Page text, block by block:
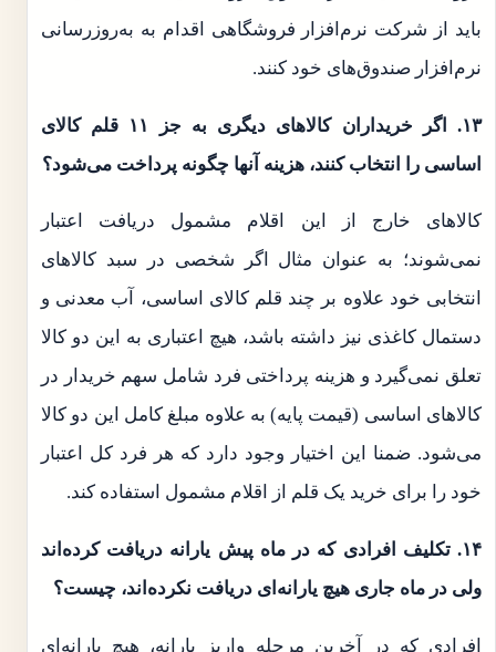
باید از شرکت نرم‌افزار فروشگاهی اقدام به به‌روزرسانی
نرم‌افزار صندوق‌های خود کنند.
۱۳. اگر خریداران کالاهای دیگری به جز ۱۱ قلم کالای
اساسی را انتخاب کنند، هزینه آنها چگونه پرداخت می‌شود؟
کالاهای خارج از این اقلام مشمول دریافت اعتبار
نمی‌شوند؛ به عنوان مثال اگر شخصی در سبد کالاهای
انتخابی خود علاوه بر چند قلم کالای اساسی، آب معدنی و
دستمال کاغذی نیز داشته باشد، هیچ اعتباری به این دو کالا
تعلق نمی‌گیرد و هزینه پرداختی فرد شامل سهم خریدار در
کالاهای اساسی (قیمت پایه) به علاوه مبلغ کامل این دو کالا
می‌شود. ضمنا این اختیار وجود دارد که هر فرد کل اعتبار
خود را برای خرید یک قلم از اقلام مشمول استفاده کند.
۱۴. تکلیف افرادی که در ماه پیش یارانه دریافت کرده‌اند
ولی در ماه جاری هیچ یارانه‌ای دریافت نکرده‌اند، چیست؟
افرادی که در آخرین مرحله واریز یارانه، هیچ یارانه‌ای